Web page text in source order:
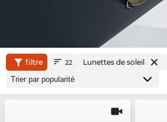
filtre 22 Lunettes de soleil